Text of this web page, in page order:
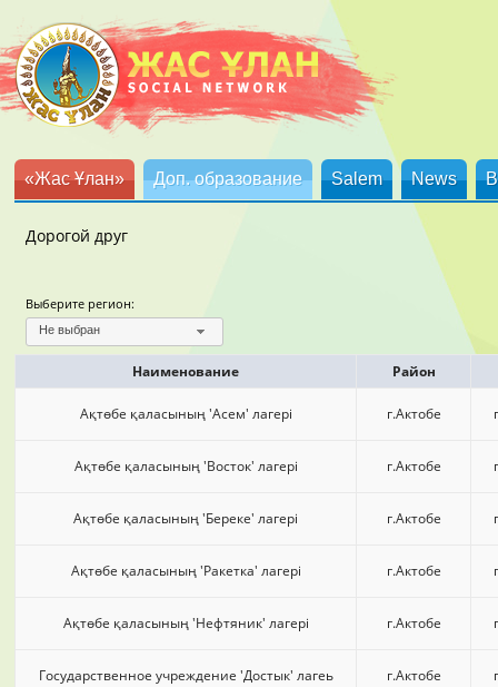
«Жас Ұлан» Доп. образование Salem News
Дорогой друг
Выберите регион:
Не выбран
Наименование Район
Ақтөбе қаласының 'Асем' лагері г.Актобе
Ақтөбе қаласының 'Восток' лагері г.Актобе
Ақтөбе қаласының 'Береке' лагері г.Актобе
Ақтөбе қаласының 'Ракетка' лагері г.Актобе
Ақтөбе қаласының 'Нефтяник' лагері г.Актобе
Государственное учреждение 'Достык' лагеь г.Актобе